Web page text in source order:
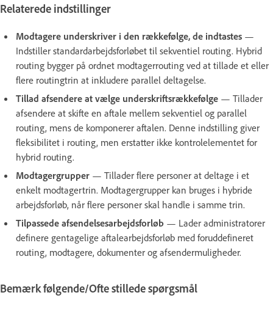
Relaterede indstillinger
Modtagere underskriver i den rækkefølge, de indtastes —
Indstiller standardarbejdsforløbet til sekventiel routing. Hybrid
routing bygger på ordnet modtagerrouting ved at tillade et eller
flere routingtrin at inkludere parallel deltagelse.
Tillad afsendere at vælge underskriftsrækkefølge — Tillader
afsendere at skifte en aftale mellem sekventiel og parallel
routing, mens de komponerer aftalen. Denne indstilling giver
fleksibilitet i routing, men erstatter ikke kontrolelementet for
hybrid routing.
Modtagergrupper — Tillader flere personer at deltage i et
enkelt modtagertrin. Modtagergrupper kan bruges i hybride
arbejdsforløb, når flere personer skal handle i samme trin.
Tilpassede afsendelsesarbejdsforløb — Lader administratorer
definere gentagelige aftalearbejdsforløb med foruddefineret
routing, modtagere, dokumenter og afsendermuligheder.
Bemærk følgende/Ofte stillede spørgsmål